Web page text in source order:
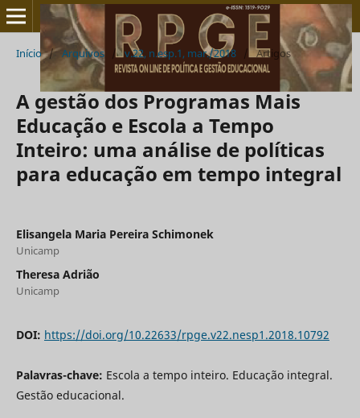
Início / Arquivos / v.22, n.esp.1, mar./2018 / Artigos
A gestão dos Programas Mais
Educação e Escola a Tempo
Inteiro: uma análise de políticas
para educação em tempo integral
Elisangela Maria Pereira Schimonek
Unicamp
Theresa Adrião
Unicamp
DOI: https://doi.org/10.22633/rpge.v22.nesp1.2018.10792
Palavras-chave: Escola a tempo inteiro. Educação integral.
Gestão educacional.